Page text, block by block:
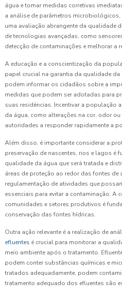
água e tomar medidas corretivas
a análise de parâmetros
uma avaliação abrangente da qualidade
de tecnologias avançadas, como
detecção de contaminações e melhorar a
A educação e a conscientização da
papel crucial na garantia da qualidade
podem informar os cidadãos sobre a
medidas que podem ser adotadas para
suas residências. Incentivar a população
da água, como alterações na cor, odor
autoridades a responder rapidamente a
Além disso, é importante considerar a
preservação de nascentes, rios e lagos é
qualidade da água que será tratada e
áreas de proteção ao redor das fontes de
regulamentação de atividades que
essenciais para evitar a contaminação. A
comunidades e setores produtivos é
conservação das fontes hídricas.
Outra ação relevante é a realização de
efluentes é crucial para monitorar a
meio ambiente após o tratamento.
podem conter substâncias químicas e
tratados adequadamente, podem
tratamento adequado dos efluentes são